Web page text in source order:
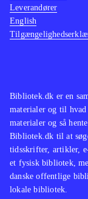
Bibliotek.dk er en
materialer og til
materialer og så
Bibliotek.dk til at
tidsskrifter, artikler,
et fysisk bibliotek,
danske offentlige
lokale bibliotek.
Leverandører
English